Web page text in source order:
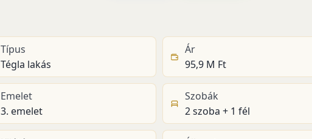
Típus
Tégla lakás
Ár
95,9 M Ft
Emelet
3. emelet
Szobák
2 szoba + 1 fél